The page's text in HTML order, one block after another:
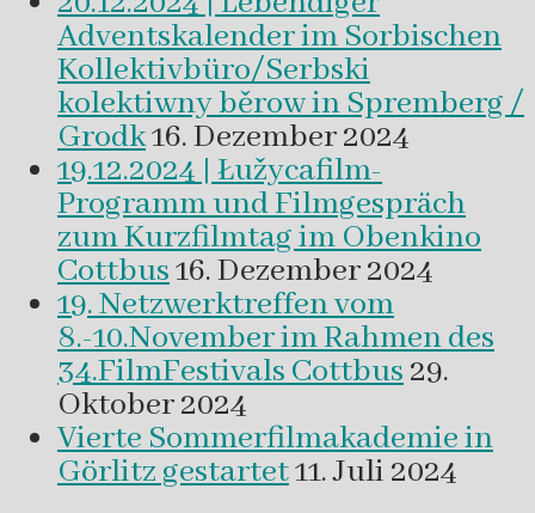
Adventskalender im Sorbischen
Kollektivbüro/Serbski
kolektiwny běrow in Spremberg /
Grodk16. Dezember 2024
19.12.2024 | Łužycafilm-
Programm und Filmgespräch
zum Kurzfilmtag im Obenkino
Cottbus16. Dezember 2024
19. Netzwerktreffen vom
8.-10.November im Rahmen des
34.FilmFestivals Cottbus29.
Oktober 2024
Vierte Sommerfilmakademie in
Görlitz gestartet11. Juli 2024